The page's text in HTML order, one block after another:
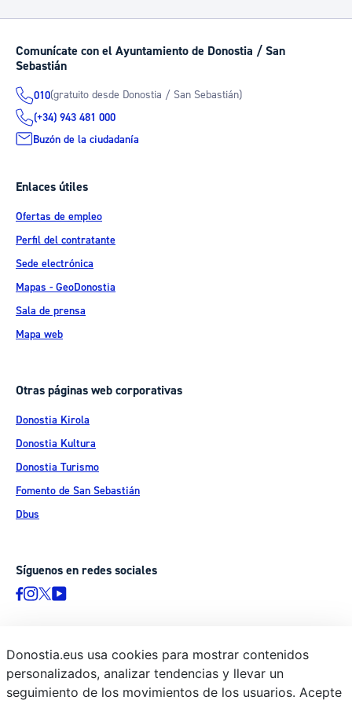
Comunícate con el Ayuntamiento de Donostia / San
Sebastián
010(gratuito desde Donostia / San Sebastián)
(+34) 943 481 000
Buzón de la ciudadanía
Enlaces útiles
Ofertas de empleo
Perfil del contratante
Sede electrónica
Mapas - GeoDonostia
Sala de prensa
Mapa web
Otras páginas web corporativas
Donostia Kirola
Donostia Kultura
Donostia Turismo
Fomento de San Sebastián
Dbus
Síguenos en redes sociales
© Donostiako Udala - Ayuntamiento de Donostia / San Sebastián
Ijentea 1, 20003 Donostia / San Sebastián
Donostia.eus usa cookies para mostrar contenidos
personalizados, analizar tendencias y llevar un
seguimiento de los movimientos de los usuarios. Acepte